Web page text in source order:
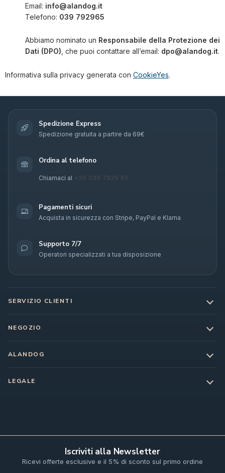
Email: info@alandog.it
Telefono: 039 792965
Abbiamo nominato un Responsabile della Protezione dei
Dati (DPO) , che puoi contattare all’email: dpo@alandog.it.
Informativa sulla privacy generata con CookieYes.
Spedizione Express
Spedizione gratuita a partire da 69€
Ordina al telefono
Chiamaci al +39 039 7929 65
Pagamenti sicuri
Acquista in sicurezza con Stripe, PayPal e Klarna
Supporto 7/7
Operatori specializzati a tua disposizione
SERVIZIO CLIENTI
NEGOZIO
ALANDOG
LEGALE
Iscriviti alla Newsletter
Ricevi offerte esclusive e il 5% di sconto sul primo ordine